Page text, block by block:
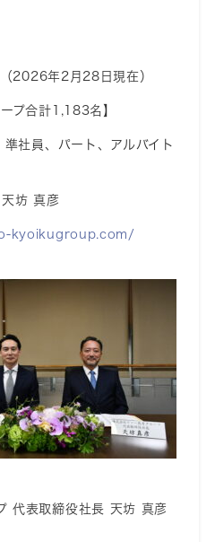
2026年2月28日現在）
プ合計1,1 83名】
社員、パート、アルバイト
天坊 真彦
kyoikugroup.com/
代表取締役社長 天坊 真彦